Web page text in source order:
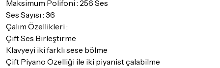
Maksimum Polifoni : 256 Ses
Ses Sayısı : 36
Çalım Özellikleri :
Çift Ses Birleştirme
Klavyeyi iki farklı sese bölme
Çift Piyano Özelliği ile iki piyanist çalabilme